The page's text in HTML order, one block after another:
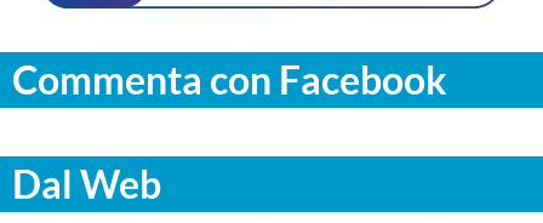
Commenta con Facebook
Dal Web